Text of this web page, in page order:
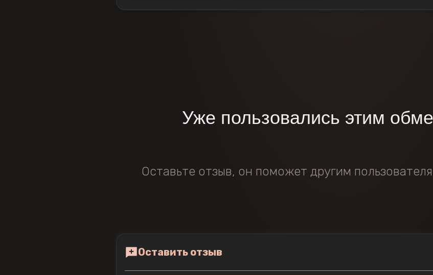
Уже пользовались этим
Оставьте отзыв, он поможет другим
Оставить отзыв